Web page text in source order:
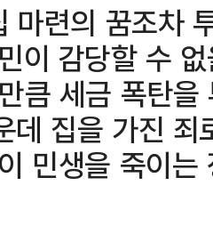
마련의 꿈조차
이 감당할 수
큼 세금 폭탄
데 집을 가진
민생을 죽이